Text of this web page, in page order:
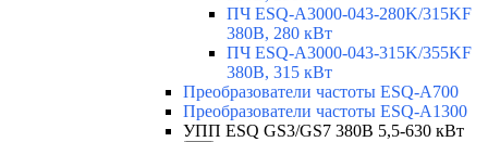
ПЧ ESQ-A3000-043-280K/315KF
380В, 280 кВт
ПЧ ESQ-A3000-043-315K/355KF
380В, 315 кВт
Преобразователи частоты ESQ-A700
Преобразователи частоты ESQ-A1300
УПП ESQ GS3/GS7 380В 5,5-630 кВт